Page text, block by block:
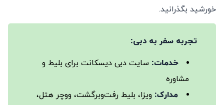
خورشید بگذرانید.
تجربه سفر به دبی:
خدمات: سایت دبی دیسکانت برای بلیط و
مشاوره
مدارک: ویزا، بلیط رفت‌وبرگشت، ووچر هتل،